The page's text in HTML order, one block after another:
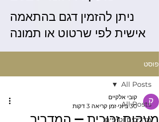
ניתן להזמין דגם בהתאמה
פוסט
All Posts
מדריכים וטיפים
All Posts
קובי אלקיים
30 ביוני
זמן קריאה 3 דקות